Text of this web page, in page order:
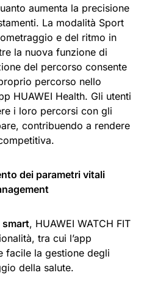
aumenta la precisione
La modalità Sport
e del ritmo in
la nuova funzione di
del percorso consente
percorso nello
HUAWEI Health. Gli utenti
i loro percorsi con gli
contribuendo a rendere
dei parametri vitali
smart, HUAWEI WATCH FIT
tra cui l’app
facile la gestione degli
della salute.